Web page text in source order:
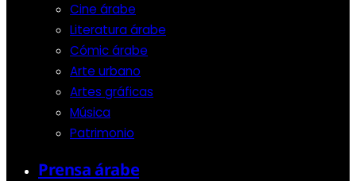
Cine árabe
Literatura árabe
Cómic árabe
Arte urbano
Artes gráficas
Música
Patrimonio
Prensa árabe